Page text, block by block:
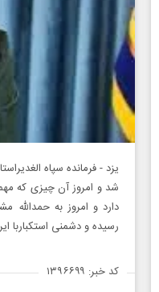
یزد - فرمانده سپاه
شد و امروز آن چیزی که
دارد و امروز به حمدالله
رسیده و دشمنی استکباربا
کد خبر: ۱۳۹۶۶۹۹